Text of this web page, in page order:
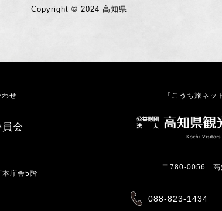
Copyright © 2024 高知県
わせ
会
庁舎5階
「こうち旅ネ
〒780-0056 高
088-823-1434